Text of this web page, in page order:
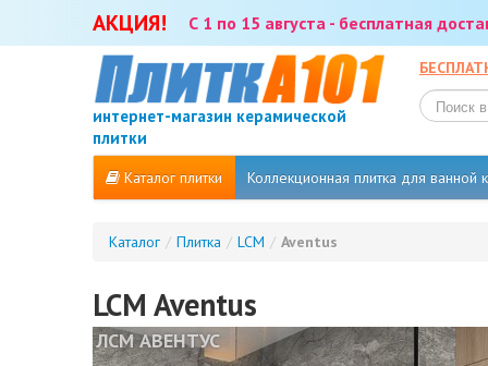
АКЦИЯ! С 1 по 15 августа - бесплатная
интернет-магазин керамической
плитки
Каталог плитки Коллекционная плитка для ванной
Каталог / Плитка / LCM / Aventus
LCM Aventus
ЛСМ АВЕНТУС